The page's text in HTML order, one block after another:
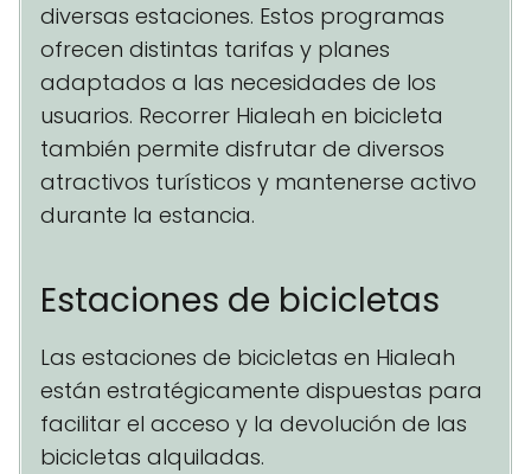
diversas estaciones. Estos programas
ofrecen distintas tarifas y planes
adaptados a las necesidades de los
usuarios. Recorrer Hialeah en bicicleta
también permite disfrutar de diversos
atractivos turísticos y mantenerse activo
durante la estancia.
Estaciones de bicicletas
Las estaciones de bicicletas en Hialeah
están estratégicamente dispuestas para
facilitar el acceso y la devolución de las
bicicletas alquiladas.